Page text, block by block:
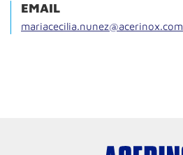
EMAIL
mariacecilia.nunez@acerinox.com